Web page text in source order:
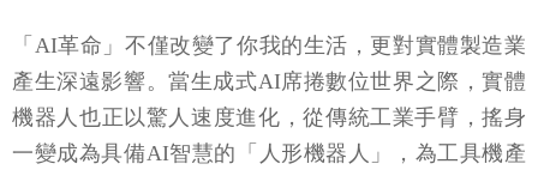
「AI革命」不僅改變了你我的生活，更對實體製造業
產生深遠影響。當生成式AI席捲數位世界之際，實體
機器人也正以驚人速度進化，從傳統工業手臂，搖身
一變成為具備AI智慧的「人形機器人」，為工具機產